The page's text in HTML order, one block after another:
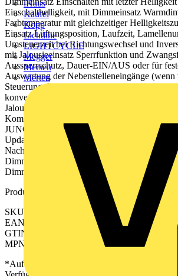
iHaus
Kaufel
Kopp
Lichtline
LIGHTCYCLE
Megger
Mersen
Merten
Einschalthelligkeit, mit Dimmeinsatz
Farbtemperatur mit gleichzeitiger
Einsatz Lüftungsposition, Laufzeit,
Umsteuerzeit bei Richtungswechsel und
mit Jalousieeinsatz Sperrfunktion und
Aussperrschutz, Dauer-EIN/AUS oder für
Auswertung der Nebenstelleneingänge
Steuerung des Systemeinsatzes Windalarm
konventionellen Wettersensoren an
Jalousieeinsatz Bluetooth® Mesh für voll
Kommunikation und Repeaterfunktion
JUNG HOME App Zukünftig per Update
Updates und Terminen finden sie unter
Nachtlichtfunktion mit Zeitraum für
Dimmeinsatz Hotelfunktion
Dimmeinsatz
Produktkennzeichen
SKU: BTLS17102PWWM
EAN: 4011377201309
GTIN: 4011377201309
MPN: BT LS 17102 P WWM
*Auf Anfrage verfügbar - bitte in den